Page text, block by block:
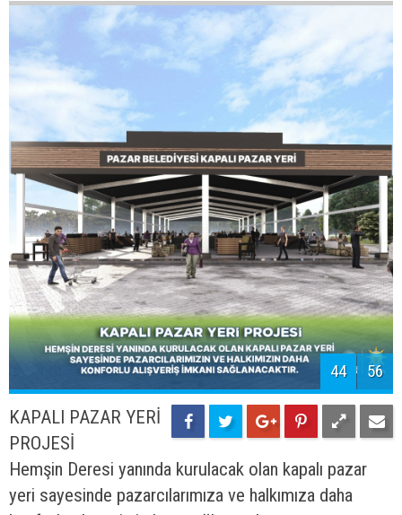
45 56
HEMŞİN DERESİ
SOSYAL ALAN
Millet Bahçesi Projesi’nin bir uzantısı olarak Hemşin
Deresi boyunca yürüyüş-bisiklet yolları, oturma
birimleri, ışıklandırma elemanları ve peyzaj
çalışmalarıyla mevcut alan hayal edilen görseline
kavuşturulacaktır.